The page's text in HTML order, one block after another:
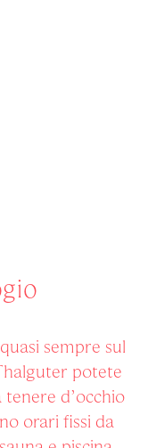
sempre sul
potete
d’occhio
orari fissi da